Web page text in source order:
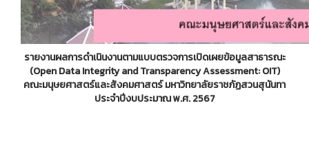
รายงานผลการดำเนินงานตามแบบตรวจการเปิดเผยข้อมูลสาธารณะ
(Open Data Integrity and Transparency Assessment: OIT)
คณะมนุษยศาสตร์และสังคมศาสตร์ มหาวิทยาลัยราชภัฏสวนสุนันทา
ประจำปีงบประมาณ พ.ศ. 2567